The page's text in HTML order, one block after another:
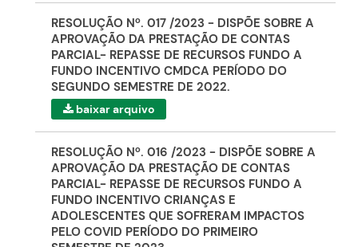
RESOLUÇÃO Nº. 017 /2023 - DISPÕE SOBRE A
APROVAÇÃO DA PRESTAÇÃO DE CONTAS
PARCIAL- REPASSE DE RECURSOS FUNDO A
FUNDO INCENTIVO CMDCA PERÍODO DO
SEGUNDO SEMESTRE DE 2022.
baixar arquivo
RESOLUÇÃO Nº. 016 /2023 - DISPÕE SOBRE A
APROVAÇÃO DA PRESTAÇÃO DE CONTAS
PARCIAL- REPASSE DE RECURSOS FUNDO A
FUNDO INCENTIVO CRIANÇAS E
ADOLESCENTES QUE SOFRERAM IMPACTOS
PELO COVID PERÍODO DO PRIMEIRO